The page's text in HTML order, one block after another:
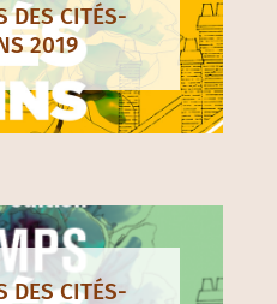
DES CITÉS-
2019
DES CITÉS-